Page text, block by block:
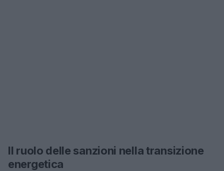
Il ruolo delle sanzioni nella transizione
energetica